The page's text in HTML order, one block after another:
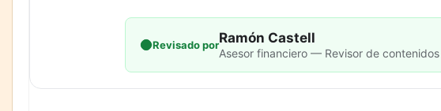
Revisado porRamón Castell
Asesor financiero — Revisor de contenidos